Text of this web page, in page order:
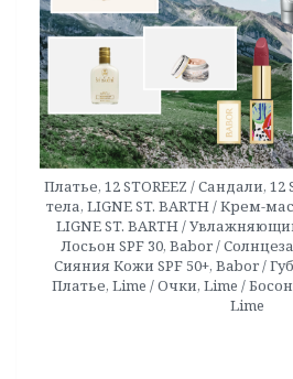
Платье, 12 STOREEZ / Сандали, 12
тела, LIGNE ST. BARTH / Крем-
LIGNE ST. BARTH /
Лосьон SPF 30, Babor /
Сияния Кожи SPF 50+, Babor /
Платье, Lime / Очки, Lime /
Lime